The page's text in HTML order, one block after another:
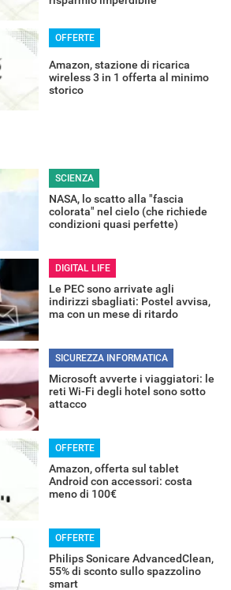
OFFERTE
Amazon, stazione di ricarica
wireless 3 in 1 offerta al minimo
storico
SCIENZA
NASA, lo scatto alla "fascia
colorata" nel cielo (che richiede
condizioni quasi perfette)
DIGITAL LIFE
Le PEC sono arrivate agli
indirizzi sbagliati: Postel avvisa,
ma con un mese di ritardo
SICUREZZA INFORMATICA
Microsoft avverte i viaggiatori: le
reti Wi-Fi degli hotel sono sotto
attacco
OFFERTE
Amazon, offerta sul tablet
Android con accessori: costa
meno di 100€
OFFERTE
Philips Sonicare AdvancedClean,
55% di sconto sullo spazzolino
smart